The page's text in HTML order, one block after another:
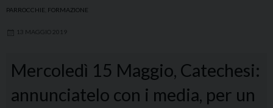
in
Russia.
e
PARROCCHIE FORMAZIONE
13 MAGGIO 2019
Mercoledì 15 Maggio, Catechesi:
annunciatelo con i media, per un